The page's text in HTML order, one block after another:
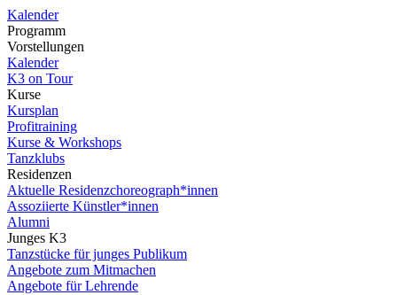
Kalender
Programm
Vorstellungen
Kalender
K3 on Tour
Kurse
Kursplan
Profitraining
Kurse & Workshops
Tanzklubs
Residenzen
Aktuelle Residenzchoreograph*innen
Assoziierte Künstler*innen
Alumni
Junges K3
Tanzstücke für junges Publikum
Angebote zum Mitmachen
Angebote für Lehrende